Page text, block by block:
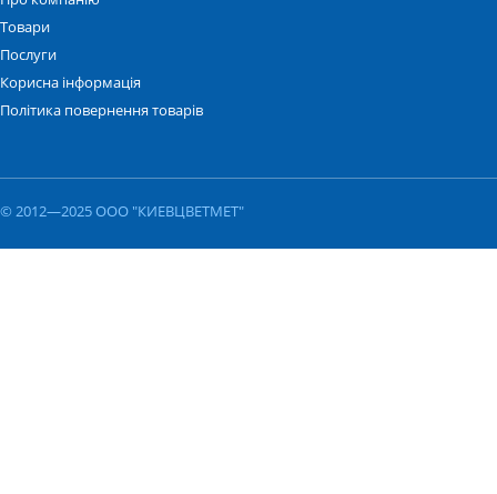
Товари
Послуги
Корисна інформація
Політика повернення товарів
© 2012—2025 ООО "КИЕВЦВЕТМЕТ"